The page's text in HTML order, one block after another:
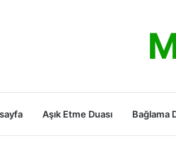
Aşık Etme Duası Bağlama